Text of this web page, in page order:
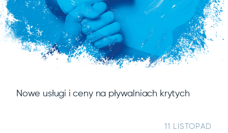
Nowe usługi i ceny na pływalniach krytych
11 LISTOPAD